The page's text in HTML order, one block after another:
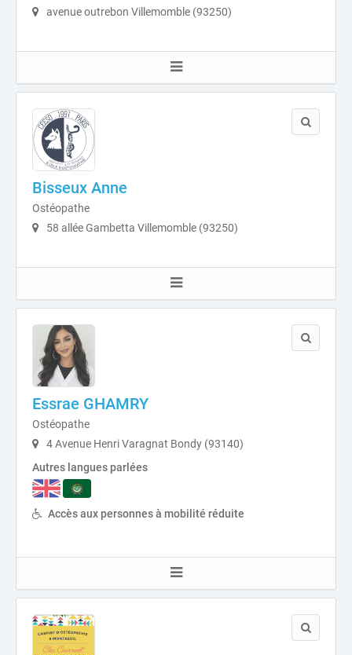
avenue outrebon Villemomble (93250)
Bisseux Anne
Ostéopathe
58 allée Gambetta Villemomble (93250)
Essrae GHAMRY
Ostéopathe
4 Avenue Henri Varagnat Bondy (93140)
Autres langues parlées
Accès aux personnes à mobilité réduite